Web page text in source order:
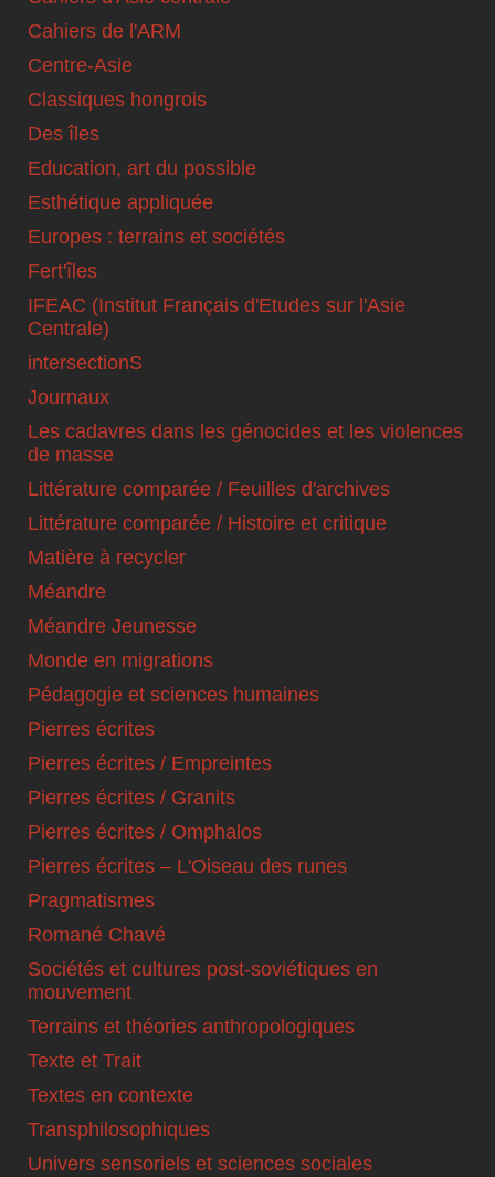
Cahiers de l'ARM
Centre-Asie
Classiques hongrois
Des îles
Education, art du possible
Esthétique appliquée
Europes : terrains et sociétés
Fert'îles
IFEAC (Institut Français d'Etudes sur l'Asie
Centrale)
intersectionS
Journaux
Les cadavres dans les génocides et les violences
de masse
Littérature comparée / Feuilles d'archives
Littérature comparée / Histoire et critique
Matière à recycler
Méandre
Méandre Jeunesse
Monde en migrations
Pédagogie et sciences humaines
Pierres écrites
Pierres écrites / Empreintes
Pierres écrites / Granits
Pierres écrites / Omphalos
Pierres écrites – L'Oiseau des runes
Pragmatismes
Romané Chavé
Sociétés et cultures post-soviétiques en
mouvement
Terrains et théories anthropologiques
Texte et Trait
Textes en contexte
Transphilosophiques
Univers sensoriels et sciences sociales